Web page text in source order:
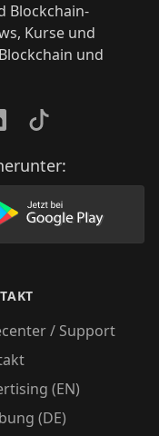
Blockchain-
Kurse und
und
TikTok
herunter
Lade unsere
/ Support
(EN)
(DE)